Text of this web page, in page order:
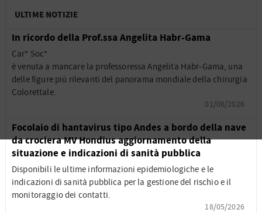
ULTIME NOTIZIE
In ricordo della Prof.ssa Angelita Habr-Gama
Car* Soc*
è venuta a mancare la professoressa Angelita Habr-Gama, una
delle figure più rilevanti del panorama mondiale della chirurgia
Colorettale.
01/06/2026
Focolaio di hantavirus tipo Andes a bordo della nave
da crociera MV Hondius aggiornamento della
situazione e indicazioni di sanità pubblica
Disponibili le ultime informazioni epidemiologiche e le
indicazioni di sanità pubblica per la gestione del rischio e il
monitoraggio dei contatti.
18/05/2026